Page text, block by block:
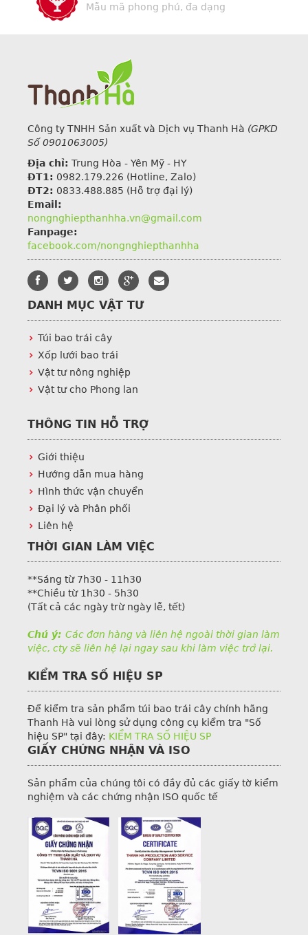
Mẫu mã phong phú, đa dạng
Công ty TNHH Sản xuất và Dịch vụ Thanh Hà (GPKD
Số 0901063005)
Địa chỉ: Trung Hòa - Yên Mỹ - HY
ĐT1: 0982.179.226 (Hotline, Zalo)
ĐT2: 0833.488.885 (Hỗ trợ đại lý)
Email:
nongnghiepthanhha.vn@gmail.com
Fanpage:
facebook.com/nongnghiepthanhha
DANH MỤC VẬT TƯ
Túi bao trái cây
Xốp lưới bao trái
Vật tư nông nghiệp
Vật tư cho Phong lan
THÔNG TIN HỖ TRỢ
Giới thiệu
Hướng dẫn mua hàng
Hình thức vận chuyển
Đại lý và Phân phối
Liên hệ
THỜI GIAN LÀM VIỆC
**Sáng từ 7h30 - 11h30
**Chiều từ 1h30 - 5h30
(Tất cả các ngày trừ ngày lễ, tết)
Chú ý: Các đơn hàng và liên hệ ngoài thời gian làm
việc, cty sẽ liên hệ lại ngay sau khi làm việc trở lại.
KIỂM TRA SỐ HIỆU SP
Để kiểm tra sản phẩm túi bao trái cây chính hãng
Thanh Hà vui lòng sử dụng công cụ kiểm tra "Số
hiệu SP" tại đây: KIỂM TRA SỐ HIỆU SP
GIẤY CHỨNG NHẬN VÀ ISO
Sản phẩm của chúng tôi có đầy đủ các giấy tờ kiểm
nghiệm và các chứng nhận ISO quốc tế